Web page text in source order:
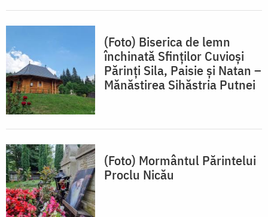
(Foto) Biserica de lemn
închinată Sfinților Cuvioși
Părinți Sila, Paisie și Natan –
Mănăstirea Sihăstria Putnei
(Foto) Mormântul Părintelui
Proclu Nicău